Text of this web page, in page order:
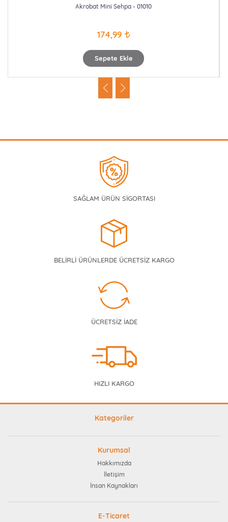
Sepete Ekle
Akrobat Mini Sehpa - 01010
174,99
SAĞLAM ÜRÜN SİGORTASI
BELİRLİ ÜRÜNLERDE ÜCRETSİZ KARGO
ÜCRETSİZ İADE
HIZLI KARGO
Kategoriler
Kurumsal
Hakkımızda
İletişim
İnsan Kaynakları
E-Ticaret